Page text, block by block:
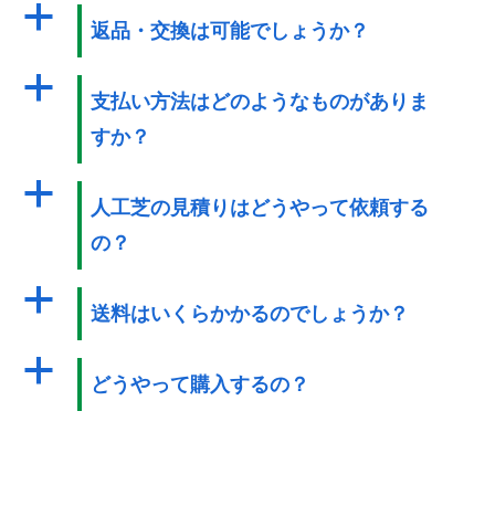
a 返品・交換は可能でしょうか？
a
支払い方法はどのようなものがありま
すか？
a
人工芝の見積りはどうやって依頼する
の？
a 送料はいくらかかるのでしょうか？
a どうやって購入するの？